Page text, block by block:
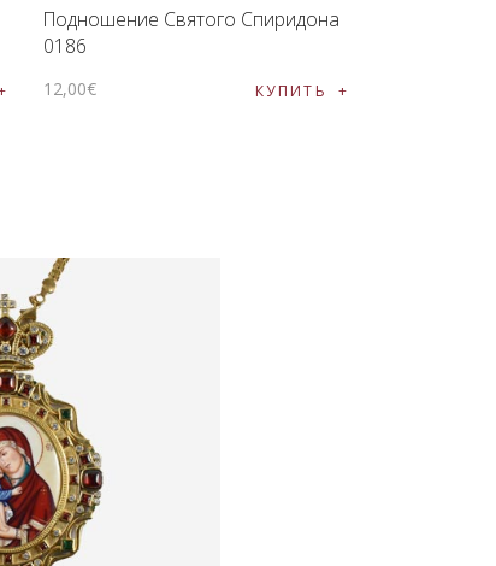
Подношение Святого Спиридона
0186
12,00€ КУПИТЬ